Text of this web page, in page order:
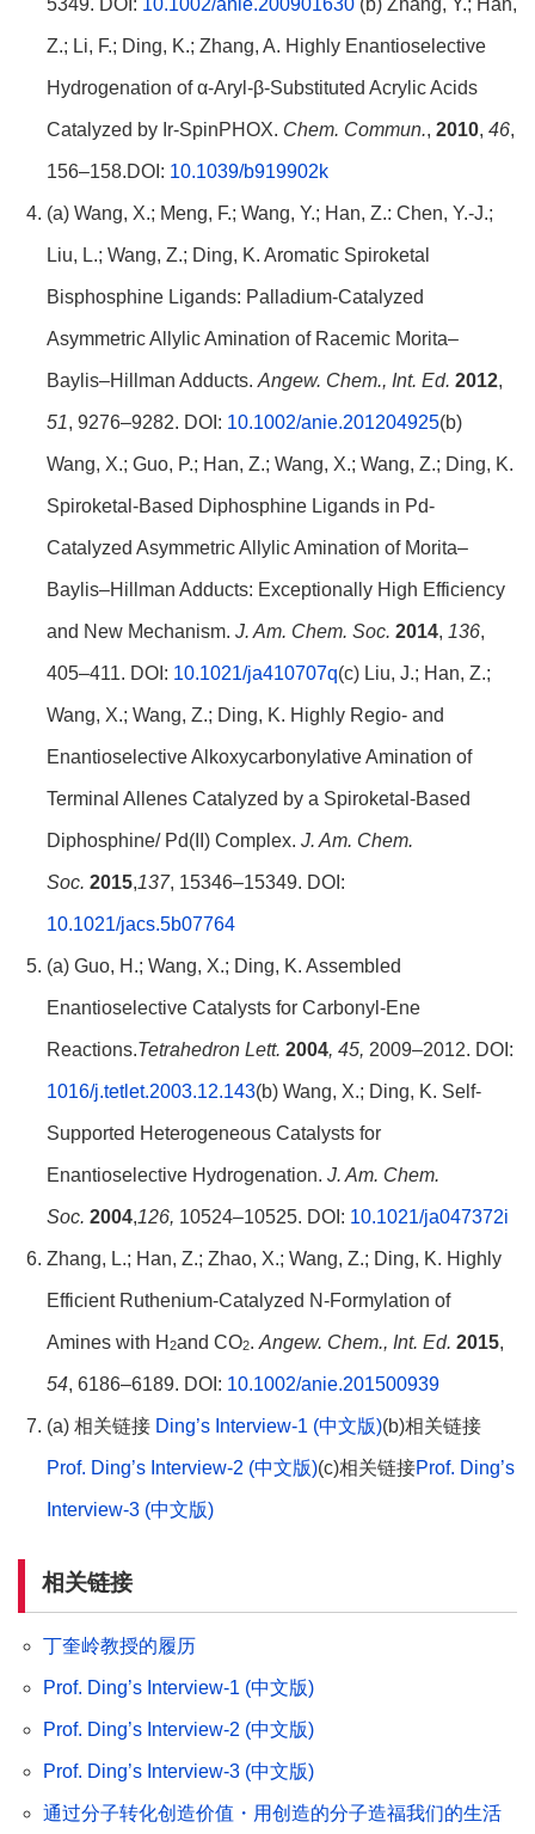
5349. DOI: 10.1002/anie.200901630 (b) Zhang, Y.; Han,
Z.; Li, F.; Ding, K.; Zhang, A. Highly Enantioselective
Hydrogenation of α-Aryl-β-Substituted Acrylic Acids
Catalyzed by Ir-SpinPHOX. Chem. Commun., 2010, 46,
156–158.DOI: 10.1039/b919902k
(a) Wang, X.; Meng, F.; Wang, Y.; Han, Z.: Chen, Y.-J.;
Liu, L.; Wang, Z.; Ding, K. Aromatic Spiroketal
Bisphosphine Ligands: Palladium‐Catalyzed
Asymmetric Allylic Amination of Racemic Morita–
Baylis–Hillman Adducts. Angew. Chem., Int. Ed. 2012,
51, 9276–9282. DOI: 10.1002/anie.201204925(b)
Wang, X.; Guo, P.; Han, Z.; Wang, X.; Wang, Z.; Ding, K.
Spiroketal-Based Diphosphine Ligands in Pd-
Catalyzed Asymmetric Allylic Amination of Morita–
Baylis–Hillman Adducts: Exceptionally High Efficiency
and New Mechanism. J. Am. Chem. Soc. 2014, 136,
405–411. DOI: 10.1021/ja410707q(c) Liu, J.; Han, Z.;
Wang, X.; Wang, Z.; Ding, K. Highly Regio- and
Enantioselective Alkoxycarbonylative Amination of
Terminal Allenes Catalyzed by a Spiroketal-Based
Diphosphine/ Pd(II) Complex. J. Am. Chem.
Soc. 2015,137, 15346–15349. DOI:
10.1021/jacs.5b07764
(a) Guo, H.; Wang, X.; Ding, K. Assembled
Enantioselective Catalysts for Carbonyl-Ene
Reactions.Tetrahedron Lett. 2004, 45, 2009–2012. DOI:
1016/j.tetlet.2003.12.143(b) Wang, X.; Ding, K. Self-
Supported Heterogeneous Catalysts for
Enantioselective Hydrogenation. J. Am. Chem.
Soc. 2004,126, 10524–10525. DOI: 10.1021/ja047372i
Zhang, L.; Han, Z.; Zhao, X.; Wang, Z.; Ding, K. Highly
Efficient Ruthenium‐Catalyzed N‐Formylation of
Amines with H 2and CO2. Angew. Chem., Int. Ed. 2015,
54, 6186–6189. DOI: 10.1002/anie.201500939
(a) 相关链接 Ding’s Interview-1 (中文版)(b)相关链接
Prof. Ding’s Interview-2 (中文版)(c)相关链接Prof. Ding’s
Interview-3 (中文版)
相关链接
丁奎岭教授的履历
Prof. Ding’s Interview-1 (中文版)
Prof. Ding’s Interview-2 (中文版)
Prof. Ding’s Interview-3 (中文版)
通过分子转化创造价值・用创造的分子造福我们的生活